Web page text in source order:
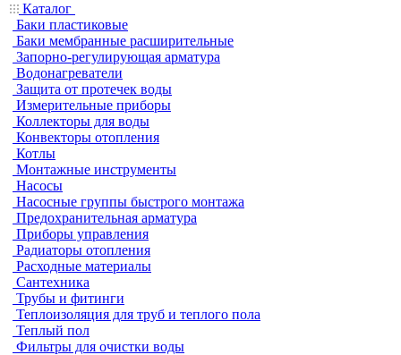
Каталог
Баки пластиковые
Баки мембранные расширительные
Запорно-регулирующая арматура
Водонагреватели
Защита от протечек воды
Измерительные приборы
Коллекторы для воды
Конвекторы отопления
Котлы
Монтажные инструменты
Насосы
Насосные группы быстрого монтажа
Предохранительная арматура
Приборы управления
Радиаторы отопления
Расходные материалы
Сантехника
Трубы и фитинги
Теплоизоляция для труб и теплого пола
Теплый пол
Фильтры для очистки воды